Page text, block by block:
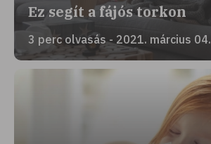
Ez segít a fájós torkon
3 perc olvasás - 2021. március 04.